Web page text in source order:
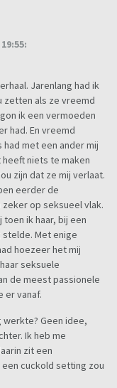
Jarenlang had ik
zetten als ze vreemd
ik een vermoeden
had. En vreemd
met een ander mij
niets te maken
zijn dat ze mij verlaat.
eerder de
op seksueel vlak.
ik haar, bij een
Met enige
hoezeer het mij
seksuele
de meest passionele
er vanaf.
Geen idee,
Ik heb me
zit een
cuckold setting zou